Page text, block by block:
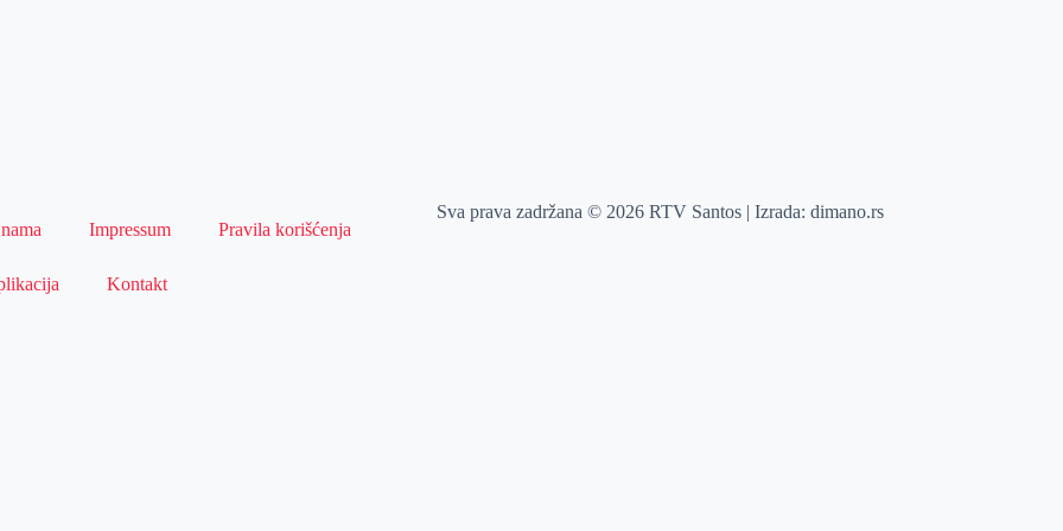
Impressum Pravila korišćenja
Kontakt
Sva prava zadržana © 2026 RTV Santos | Izrada:dimano.rs